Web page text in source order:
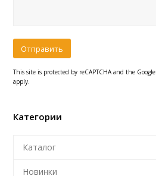
This site is protected by reCAPTCHA and the Google
apply.
Категории
Каталог
Новинки